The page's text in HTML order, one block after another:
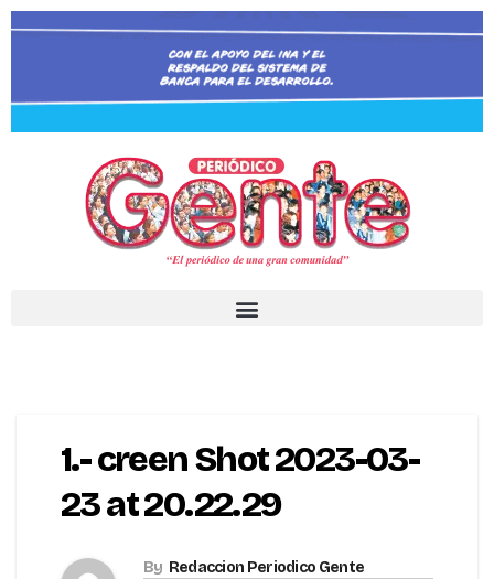
1.- creen Shot 2023-03-
23 at 20.22.29
By Redaccion Periodico Gente